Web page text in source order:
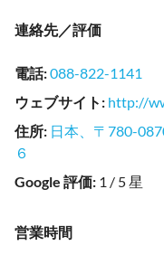
連絡先／評価
電話:088-822-1141
ウェブサイト : http://
住所: 日本、〒780-
６
Google 評価: 1 / 5 星
営業時間